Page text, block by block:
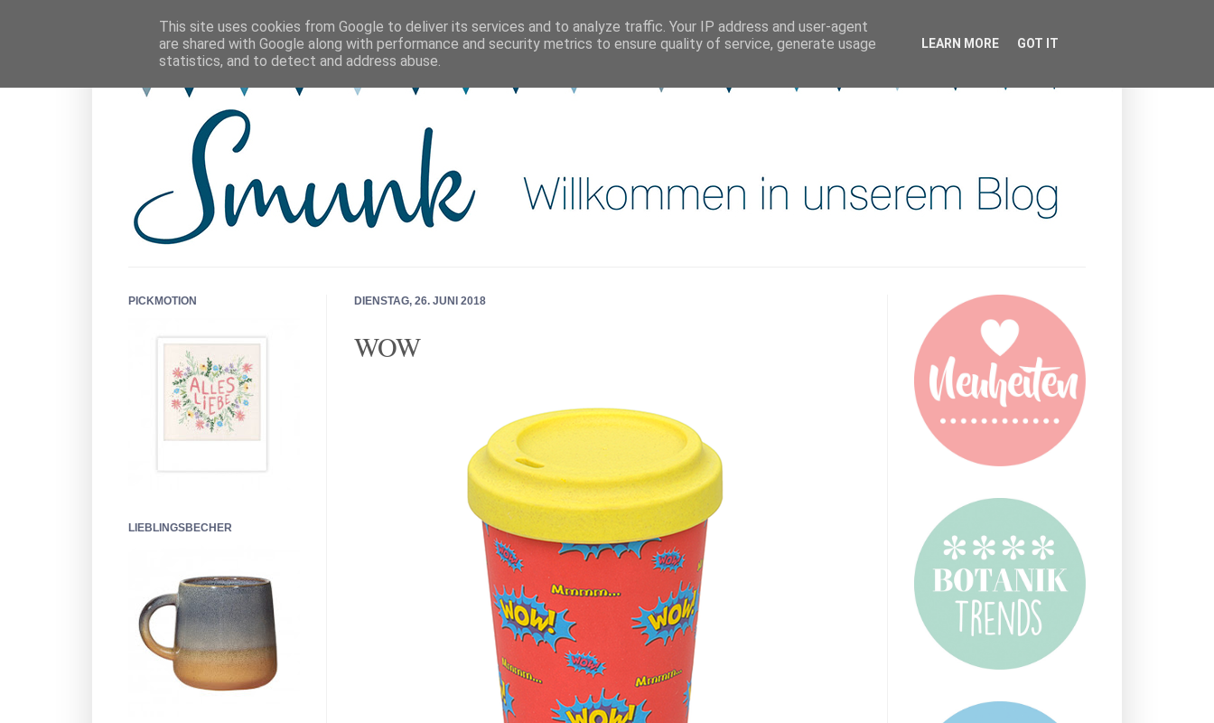
DIENSTAG, 26. JUNI 2018
WOW
PICKMOTION
LIEBLINGSBECHER
This site uses cookies from Google to deliver its services and to analyze traffic. Your IP address and user-agent
are shared with Google along with performance and security metrics to ensure quality of service, generate usage
statistics, and to detect and address abuse.
LEARN MORE GOT IT